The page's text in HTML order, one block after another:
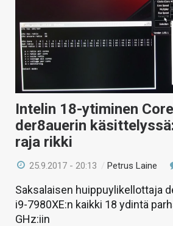
Intelin 18-ytiminen
der8auerin
raja rikki
25.9.2017 - 20:13 /Petrus Laine
Saksalaisen huippuylikellottaja
i9-7980XE:n kaikki 18 ydintä
GHz:iin